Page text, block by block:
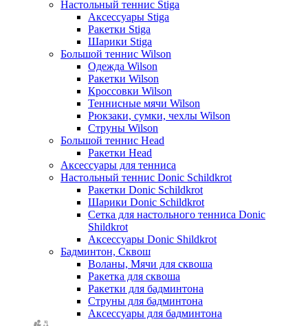
Настольный теннис Stiga
Аксессуары Stiga
Ракетки Stiga
Шарики Stiga
Большой теннис Wilson
Одежда Wilson
Ракетки Wilson
Кроссовки Wilson
Теннисные мячи Wilson
Рюкзаки, сумки, чехлы Wilson
Струны Wilson
Большой теннис Head
Ракетки Head
Аксессуары для тенниса
Настольный теннис Donic Schildkrot
Ракетки Donic Schildkrot
Шарики Donic Schildkrot
Сетка для настольного тенниса Donic
Shildkrot
Аксессуары Donic Shildkrot
Бадминтон, Сквош
Воланы, Мячи для сквоша
Ракетка для сквоша
Ракетки для бадминтона
Струны для бадминтона
Аксессуары для бадминтона